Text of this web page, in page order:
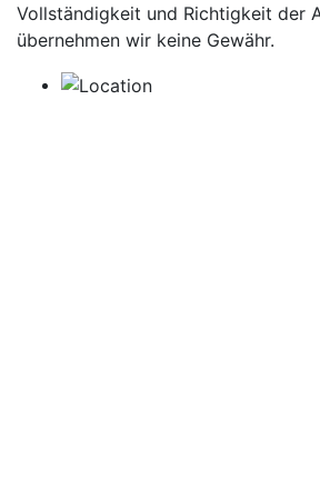
Vollständigkeit und Richtigkeit der
übernehmen wir keine Gewähr.